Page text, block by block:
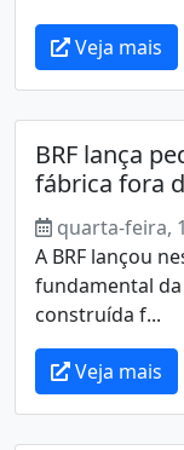
Veja mais
BRF lança
fábrica fora
quarta-feira,
A BRF lançou
fundamental
construída f...
Veja mais